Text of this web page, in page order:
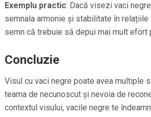
Exemplu practic: Dacă visezi vaci
semnala armonie și stabilitate în
semn că trebuie să depui mai mult
Concluzie
Visul cu vaci negre poate avea multiple
teama de necunoscut și nevoia de
contextul visului, vacile negre te